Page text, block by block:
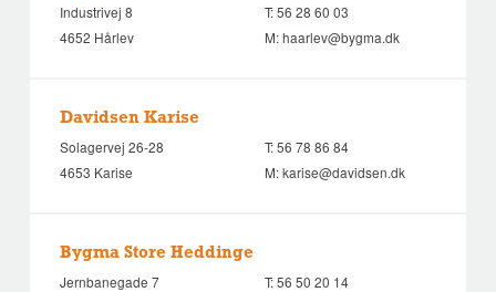
Industrivej 8
4652 Hårlev
T:56 28 60 03
M:haarlev@bygma.dk
Davidsen Karise
Solagervej 26-28
4653 Karise
T:56 78 86 84
M:karise@davidsen.dk
Bygma Store Heddinge
Jernbanegade 7
T:56 50 20 14